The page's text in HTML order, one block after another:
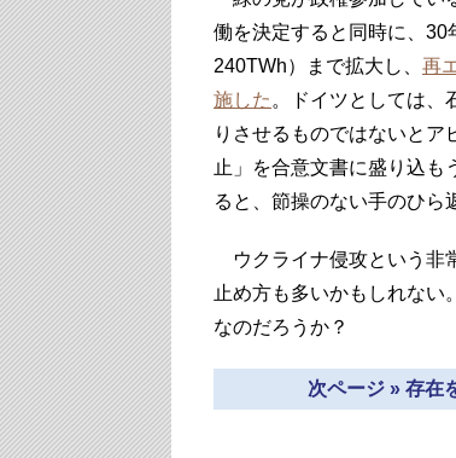
働を決定すると同時に、30
240TWh）まで拡大し、 再
施した 。ドイツとしては、
りさせるものではないと
止」を合意文書に盛り込も
ると、節操のない手のひら
ウクライナ侵攻という非
止め方も多いかもしれない
なのだろうか？
次ページ » 存在